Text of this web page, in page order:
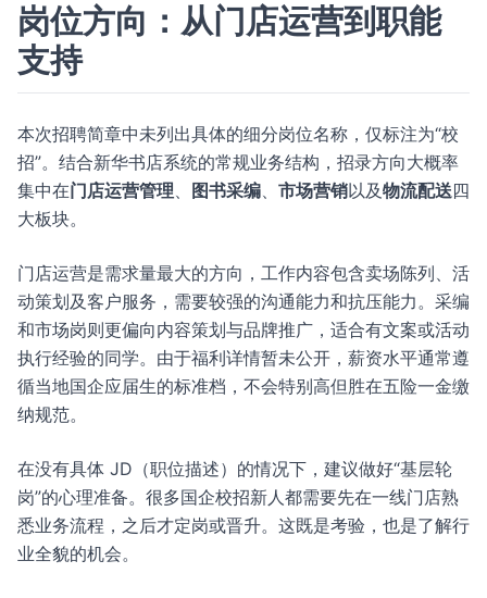
岗位方向：从门店运营到职能
支持
本次招聘简章中未列出具体的细分岗位名称，仅标注为“校
招”。结合新华书店系统的常规业务结构，招录方向大概率
集中在门店运营管理、 图书采编、 市场营销以及物流配送四
大板块。
门店运营是需求量最大的方向，工作内容包含卖场陈列、活
动策划及客户服务，需要较强的沟通能力和抗压能力。采编
和市场岗则更偏向内容策划与品牌推广，适合有文案或活动
执行经验的同学。由于福利详情暂未公开，薪资水平通常遵
循当地国企应届生的标准档，不会特别高但胜在五险一金缴
纳规范。
在没有具体 JD（职位描述）的情况下，建议做好“基层轮
岗”的心理准备。很多国企校招新人都需要先在一线门店熟
悉业务流程，之后才定岗或晋升。这既是考验，也是了解行
业全貌的机会。